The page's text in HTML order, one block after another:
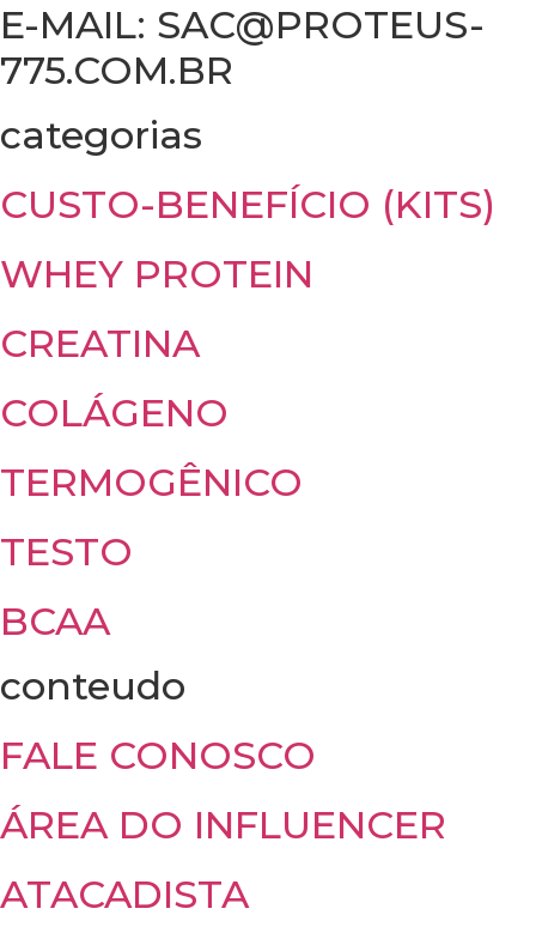
E-MAIL: SAC@PROTEUS-
775.COM.BR
categorias
CUSTO-BENEFÍCIO (KITS)
WHEY PROTEIN
CREATINA
COLÁGENO
TERMOGÊNICO
TESTO
BCAA
conteudo
FALE CONOSCO
ÁREA DO INFLUENCER
ATACADISTA